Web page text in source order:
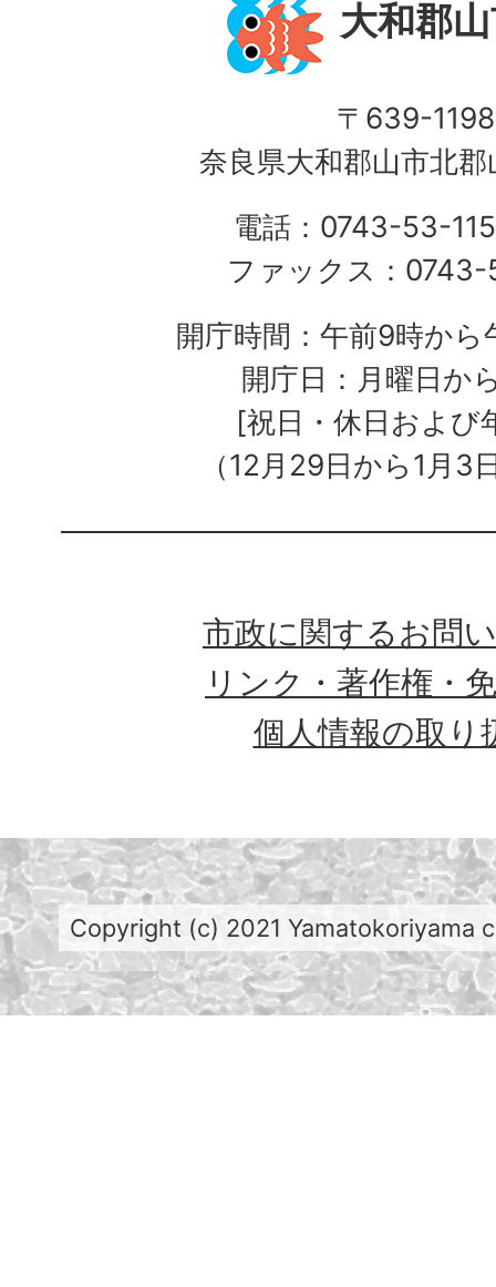
大和郡
〒639-1198
奈良県大和郡山市北
電話：0743-53-
ファックス：
開庁時間：午前9時か
開庁日：月曜日か
[祝日・休日および
（12月29日から1月3
市政に関するお問
リンク・著作権・
個人情報の取り
Copyright (c) 2021 Yamatokoriyama